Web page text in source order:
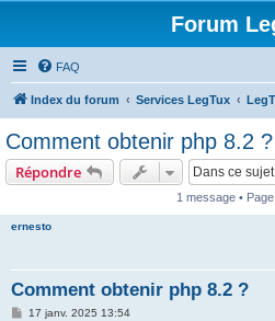
Forum
FAQ
Index du forum Services LegTux
Comment obtenir php 8.2 ?
Répondre
1 message • Page
ernesto
Comment obtenir php 8.2 ?
M17 janv. 2025 13:54